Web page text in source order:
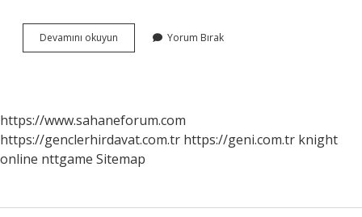
Devamını okuyun
İStanbul
Yorum Bırak
https://www.sahaneforum.com
https://genclerhirdavat.com.tr https://geni.com.tr knight
online nttgame Sitemap